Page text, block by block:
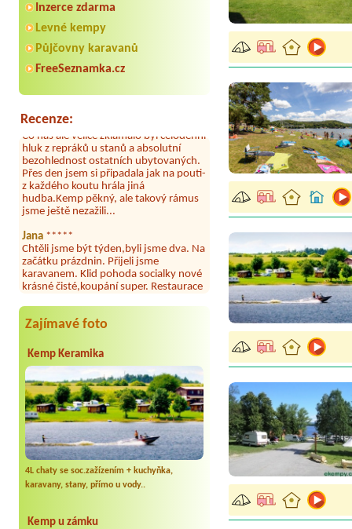
Inzerce zdarma
Levné kempy
Půjčovny karavanů
FreeSeznamka.cz
Recenze:
Aneta Melicharová
Byli jsme zde v týdnu od 25.7. do 1.8.
2026. Kemp jako takový je pěkný. V
umývárně i na WC bylo vždy čisto,
doplněný papír i utěrky, což při
Co nás ale velice zklamalo byl celodenní
bezohlednost ostatních ubytovaných.
Přes den jsem si připadala jak na pouti-
z každého koutu hrála jiná
hudba.Kemp pěkný, ale takový rámus
jsme ještě nezažili...
Jana*****
Chtěli jsme být týden,byli jsme dva. Na
začátku prázdnin. Přijeli jsme
karavanem. Klid pohoda socialky nové
krásné čisté,koupání super. Restaurace
s jídlem, a dobrým jídlem za slušnou
cenu na dosah, a spoustu možností na
výlety. Veškerý personál se choval
slušně mile. Nám se v kempu líbilo.
Byli jsme zde s dětmi na 5 nocí,
výborné vybavení kempu, čisto všude.
Výborná káva, mošt i víno a další.Milí
hostitelé, vždy usměvaví a ochotní,
umístění kempu blízko všem zážitkům
ať turistickým,tak vodním. V
docházkové blízkosti kempu vodní
nádrž, restaurace a bazénem,
autobusová zastávka, obchod a další.
Děkujeme, bylo to úžasné.
Kateřina+ Květoslav+ Jana+ Zdeněk
Byli jsme zde už podruhé, minulý rok 3
Zajímavé foto
Kemp Keramika
4L chaty se soc.zažízením + kuchyňka,
karavany, stany, přímo u vody..
Kemp u zámku